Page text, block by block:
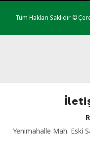
Tüm Hakları Saklıdır ©
Yenimahalle Mah. Eski